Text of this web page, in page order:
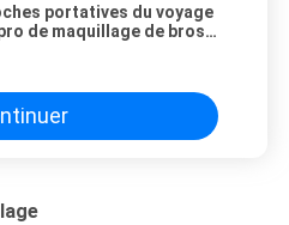
portatives du voyage
de maquillage de brosse
en cuir le cas